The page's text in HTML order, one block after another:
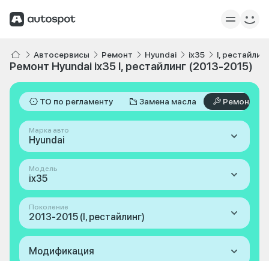
Автосервисы Ремонт Hyundai ix35 I,
Ремонт Hyundai ix35 I, рестайлинг (2013-2015)
ТО по регламенту Замена масла Ремонт
Марка авто
Hyundai
Модель
ix35
Поколение
2013-2015 (I, рестайлинг)
Модификация